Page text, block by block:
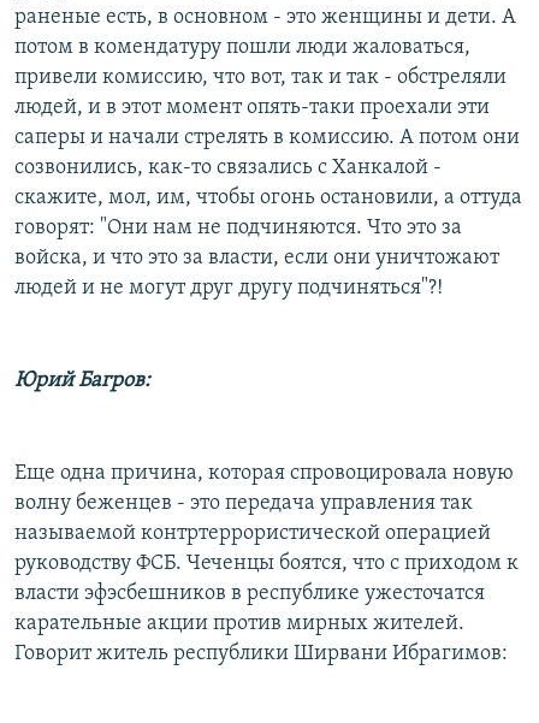
раненые есть, в основном - это женщины и дети. А
потом в комендатуру пошли люди жаловаться,
привели комиссию, что вот, так и так - обстреляли
людей, и в этот момент опять-таки проехали эти
саперы и начали стрелять в комиссию. А потом они
созвонились, как-то связались с Ханкалой -
скажите, мол, им, чтобы огонь остановили, а оттуда
говорят: "Они нам не подчиняются. Что это за
войска, и что это за власти, если они уничтожают
людей и не могут друг другу подчиняться"?!
Юрий Багров:
Еще одна причина, которая спровоцировала новую
волну беженцев - это передача управления так
называемой контртеррористической операцией
руководству ФСБ. Чеченцы боятся, что с приходом к
власти эфэсбешников в республике ужесточатся
карательные акции против мирных жителей.
Говорит житель республики Ширвани Ибрагимов: